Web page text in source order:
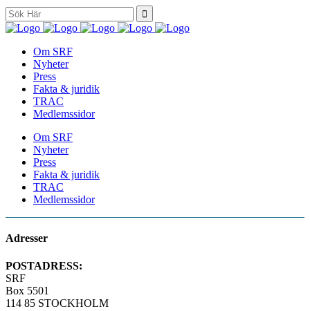
Search
for:
Om SRF
Nyheter
Press
Fakta & juridik
TRAC
Medlemssidor
Om SRF
Nyheter
Press
Fakta & juridik
TRAC
Medlemssidor
Adresser
POSTADRESS:
SRF
Box 5501
114 85 STOCKHOLM